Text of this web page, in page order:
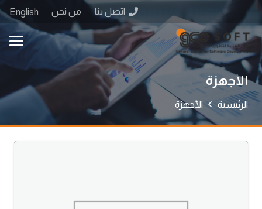
اتصل بنا من نحن English
الأجهزة
الرئيسية الأجهزة